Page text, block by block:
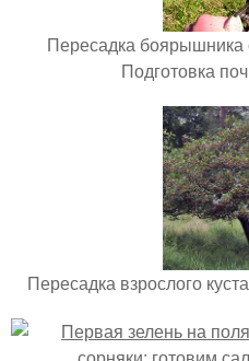
Пересадка боярышника
Подготовка
Пересадка взрослого